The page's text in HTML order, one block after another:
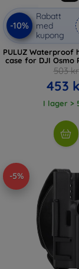
-10%
Rabatt
med
kupong
PULUZ Waterproof
case for DJI Osmo
503 kr
453
I lager >
-5%